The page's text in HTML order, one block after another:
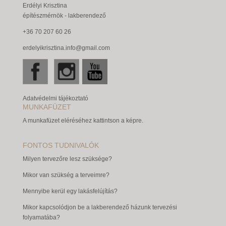
Erdélyi Krisztina
építészmérnök - lakberendező
+36 70 207 60 26
erdelyikrisztina.info@gmail.com
Adatvédelmi tájékoztató
MUNKAFÜZET
A munkafüzet eléréséhez kattintson a képre.
FONTOS TUDNIVALÓK
Milyen tervezőre lesz szüksége?
Mikor van szükség a terveimre?
Mennyibe kerül egy lakásfelújítás?
Mikor kapcsolódjon be a lakberendező házunk tervezési
folyamatába?